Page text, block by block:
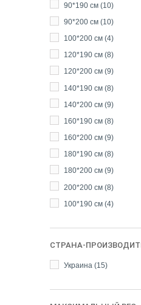
90*190 см (10)
90*200 см (10)
100*200 см (4)
120*190 см (8)
120*200 см (9)
140*190 см (8)
140*200 см (9)
160*190 см (8)
160*200 см (9)
180*190 см (8)
180*200 см (9)
200*200 см (8)
100*190 см (4)
СТРАНА-
Украина (15)